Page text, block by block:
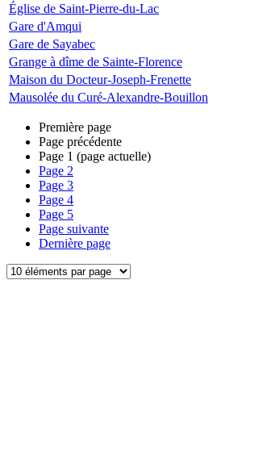
Église de Saint-Pierre-du-Lac
Gare d'Amqui
Gare de Sayabec
Grange à dîme de Sainte-Florence
Maison du Docteur-Joseph-Frenette
Mausolée du Curé-Alexandre-Bouillon
Première page
Page précédente
Page 1 (page actuelle)
Page 2
Page 3
Page 4
Page 5
Page suivante
Dernière page